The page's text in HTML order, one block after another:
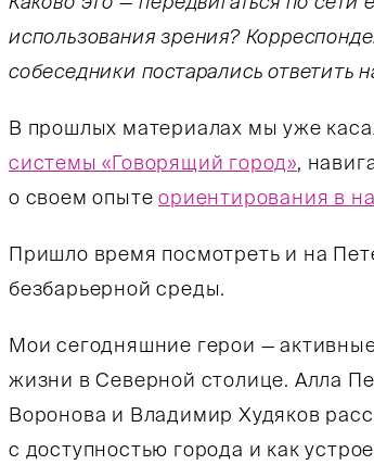
использования зрения?
собеседники постарались ответить
В прошлых материалах мы уже
системы «Говорящий город»,
о своем опытеориентирования в
Пришло время посмотреть и на
безбарьерной среды.
Мои сегодняшние герои —
жизни в Северной столице. Алла
Воронова и Владимир Худяков
с доступностью города и как